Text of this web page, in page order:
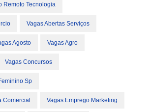
Remoto Tecnologia
Vagas Abertas Serviços
Agosto Vagas Agro
Vagas Concursos
Sp
Comercial Vagas Emprego Marketing